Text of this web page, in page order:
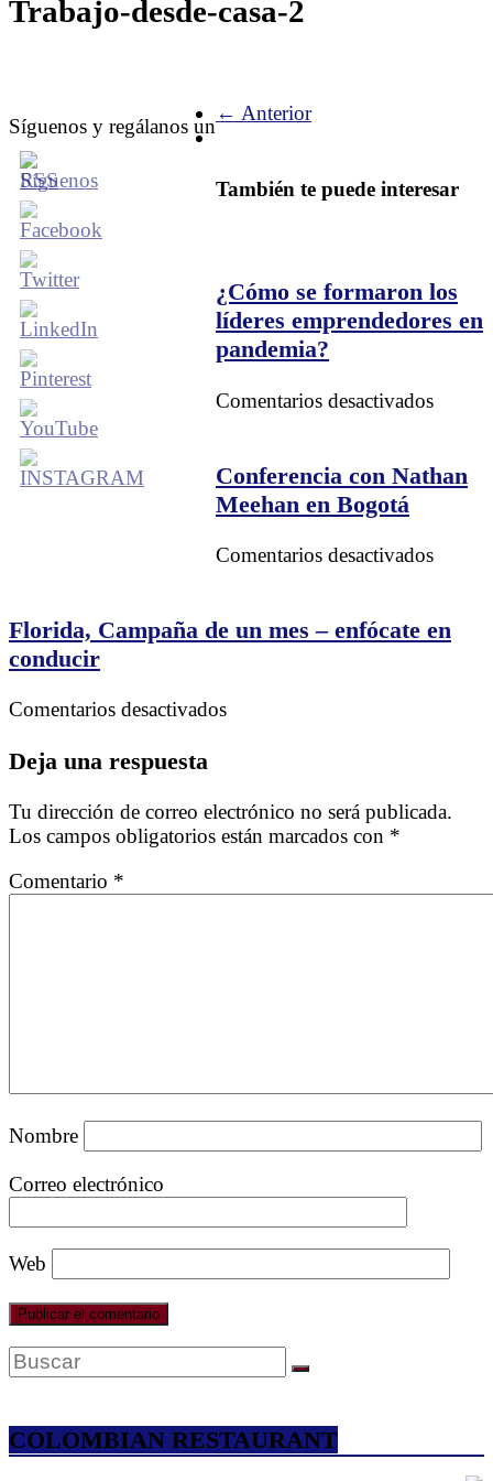
Trabajo-desde-casa-2
Síguenos y regálanos un
← Anterior
También te puede interesar
¿Cómo se formaron los
líderes emprendedores en
pandemia?
Comentarios desactivadosen
los
en
Conferencia con Nathan
Meehan en Bogotá
Comentarios desactivadosen
Nathan
Florida, Campaña de un mes – enfócate en
conducir
Comentarios desactivadosen
un
mes
en
Deja una respuesta
Tu dirección de correo electrónico no será publicada.
Los campos obligatorios están marcados con *
Comentario *
Nombre
Correo electrónico
Web
COLOMBIAN RESTAURANT